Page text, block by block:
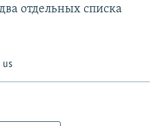
отдельных списка
us